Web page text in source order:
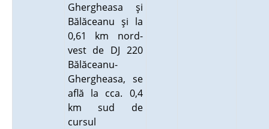
Ghergheasa şi
Bălăceanu şi la
0,61 km nord-
vest de DJ 220
Bălăceanu-
Ghergheasa, se
află la cca. 0,4
km sud de
cursul